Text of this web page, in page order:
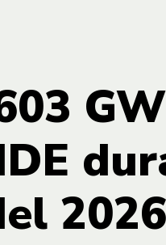
2026